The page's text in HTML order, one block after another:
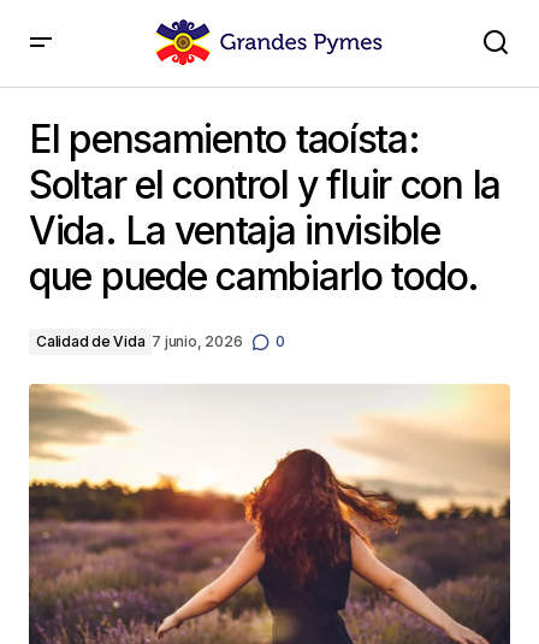
Vida. La ventaja invisible que puede cambiarlo todo.
El pensamiento taoísta:
Soltar el control y fluir con la
Vida. La ventaja invisible
que puede cambiarlo todo.
Calidad de Vida 7 junio, 2026 0